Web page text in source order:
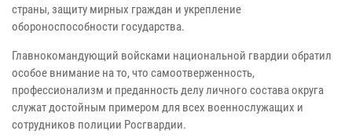
страны, защиту мирных граждан и укрепление
обороноспособности государства.
Главнокомандующий войсками национальной гвардии обратил
особое внимание на то, что самоотверженность,
профессионализм и преданность делу личного состава округа
служат достойным примером для всех военнослужащих и
сотрудников полиции Росгвардии.